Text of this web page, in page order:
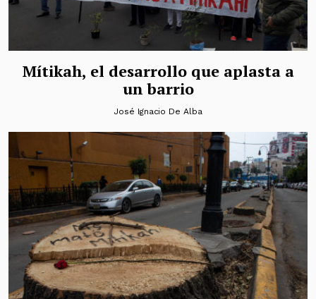
Mítikah, el desarrollo que aplasta a
un barrio
José Ignacio De Alba